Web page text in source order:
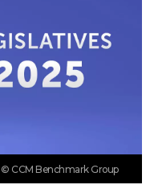
© CCM Benchmark Group